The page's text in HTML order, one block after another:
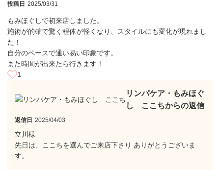
投稿日 2025/03/31
もみほぐしで初来店しました。
施術が的確で驚く程体が軽くなり、スタイルにも変化が現れまし
た！
自分のペースで通い易い印象です。
また時間が出来たら行きます！
1
リンパケア・もみほぐ
し ここちからの返信
返信日 2025/04/03
立川様
先日は、ここちを選んでご来店下さり ありがとうございま
す。